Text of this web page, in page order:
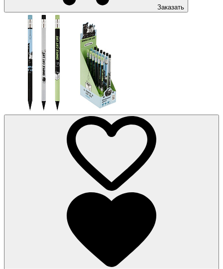
Заказать